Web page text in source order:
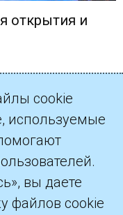
открытия и
cookie
используемые
вы даете
файлов cookie